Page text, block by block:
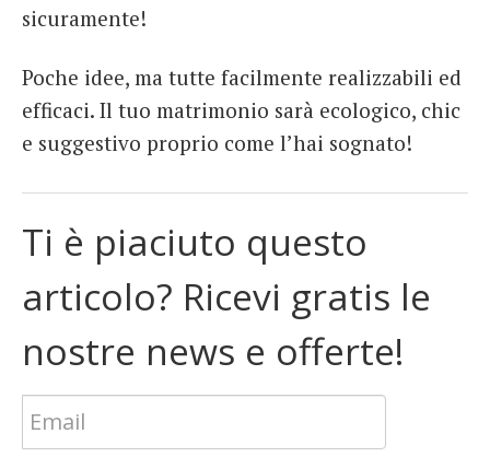
sicuramente!
Poche idee, ma tutte facilmente realizzabili ed
efficaci. Il tuo matrimonio sarà ecologico, chic
e suggestivo proprio come l’hai sognato!
Ti è piaciuto questo
articolo? Ricevi gratis le
nostre news e offerte!